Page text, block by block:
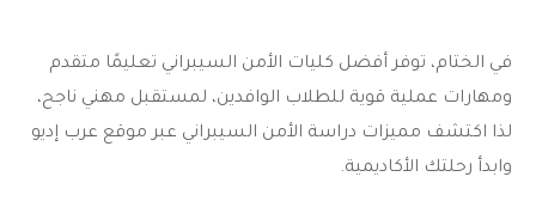
في الختام، توفر أفضل كليات الأمن السيبراني تعليمًا متقدم
ومهارات عملية قوية للطلاب الوافدين، لمستقبل مهني ناجح،
لذا اكتشف مميزات دراسة الأمن السيبراني عبر موقع عرب إديو
وابدأ رحلتك الأكاديمية.